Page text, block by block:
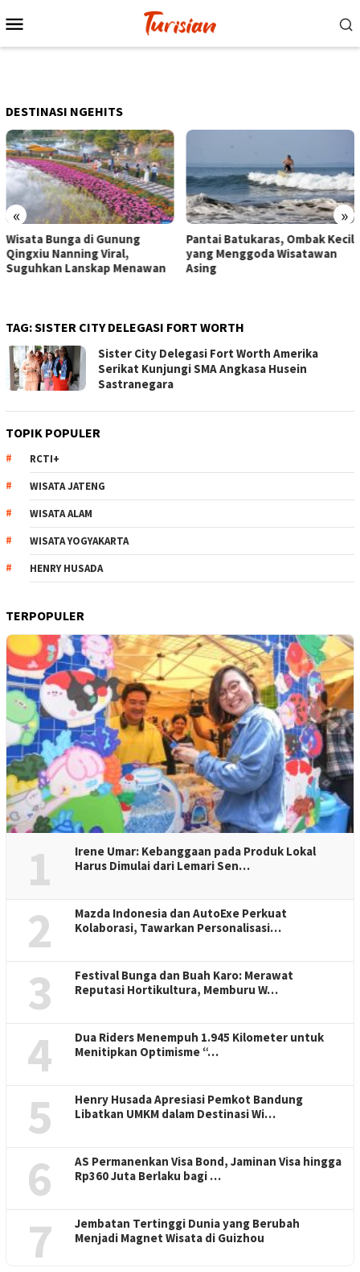
ke
Mobile
DESTINASI NGEHITS
« »
Pantai Batukaras, Ombak Kecil
yang Menggoda Wisatawan
Asing
Senja di Pantai
Wisatawan Menikmati
dengan Bermain hingga
TAG:SISTER CITY DELEGASI FORT WORTH
Sister City Delegasi Fort Worth Amerika
Serikat Kunjungi SMA Angkasa Husein
Sastranegara
TOPIK POPULER
RCTI+
WISATA JATENG
WISATA ALAM
WISATA YOGYAKARTA
HENRY HUSADA
TERPOPULER
1
Irene Umar: Kebanggaan pada Produk Lokal
Harus Dimulai dari Lemari Sen…
2
Mazda Indonesia dan AutoExe Perkuat
Kolaborasi, Tawarkan Personalisasi…
3
Festival Bunga dan Buah Karo: Merawat
Reputasi Hortikultura, Memburu W…
4
Dua Riders Menempuh 1.945 Kilometer untuk
Menitipkan Optimisme “…
5
Henry Husada Apresiasi Pemkot Bandung
Libatkan UMKM dalam Destinasi Wi…
6
AS Permanenkan Visa Bond, Jaminan Visa hingga
Rp360 Juta Berlaku bagi …
7
Jembatan Tertinggi Dunia yang Berubah
Menjadi Magnet Wisata di Guizhou